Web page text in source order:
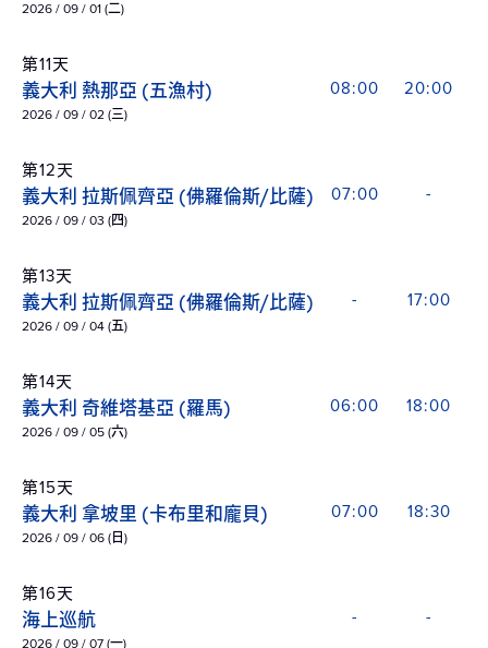
2026 / 09 / 01 (二)
第11天
義大利 熱那亞 (五漁村)
2026 / 09 / 02 (三)
08:00 20:00
第12天
義大利 拉斯佩齊亞 (佛羅倫斯/比薩)
2026 / 09 / 03 (四)
07:00 -
第13天
義大利 拉斯佩齊亞 (佛羅倫斯/比薩)
2026 / 09 / 04 (五)
- 17:00
第14天
義大利 奇維塔基亞 (羅馬)
2026 / 09 / 05 (六)
06:00 18:00
第15天
義大利 拿坡里 (卡布里和龐貝)
2026 / 09 / 06 (日)
07:00 18:30
第16天
海上巡航
2026 / 09 / 07 (一)
- -